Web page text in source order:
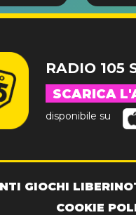
RADIO 105
SCARICA
disponibile su
GIOCHI LIBERI
COOKIE